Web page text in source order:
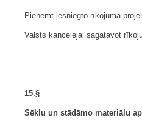
Pieņemt iesniegto rīkojuma
Valsts kancelejai sagatavot
15.§
Sēklu un stādāmo materiālu